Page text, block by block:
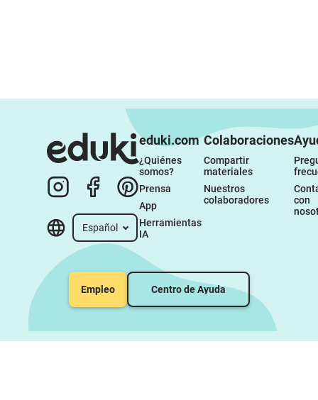
Español
eduki.com
¿Quiénes
somos?
Prensa
App
Herramientas
IA
Colaboraciones
Compartir
materiales
Nuestros
colaboradores
con
Empleo Centro de Ayuda